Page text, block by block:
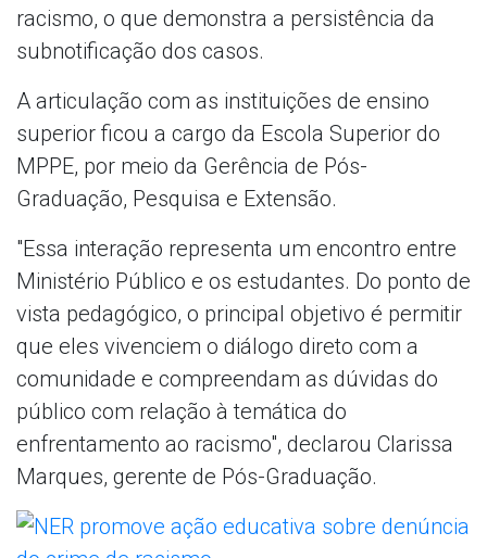
racismo, o que demonstra a persistência da
subnotificação dos casos.
A articulação com as instituições de ensino
superior ficou a cargo da Escola Superior do
MPPE, por meio da Gerência de Pós-
Graduação, Pesquisa e Extensão.
"Essa interação representa um encontro entre
Ministério Público e os estudantes. Do ponto de
vista pedagógico, o principal objetivo é permitir
que eles vivenciem o diálogo direto com a
comunidade e compreendam as dúvidas do
público com relação à temática do
enfrentamento ao racismo", declarou Clarissa
Marques, gerente de Pós-Graduação.